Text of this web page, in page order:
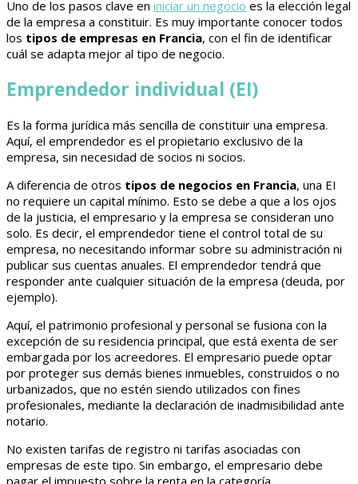
Uno de los pasos clave en iniciar un negocio es la elección legal
de la empresa a constituir. Es muy importante conocer todos
los tipos de empresas en Francia, con el fin de identificar
cuál se adapta mejor al tipo de negocio.
Emprendedor individual (EI)
Es la forma jurídica más sencilla de constituir una empresa.
Aquí, el emprendedor es el propietario exclusivo de la
empresa, sin necesidad de socios ni socios.
A diferencia de otros tipos de negocios en Francia, una EI
no requiere un capital mínimo. Esto se debe a que a los ojos
de la justicia, el empresario y la empresa se consideran uno
solo. Es decir, el emprendedor tiene el control total de su
empresa, no necesitando informar sobre su administración ni
publicar sus cuentas anuales. El emprendedor tendrá que
responder ante cualquier situación de la empresa (deuda, por
ejemplo).
Aquí, el patrimonio profesional y personal se fusiona con la
excepción de su residencia principal, que está exenta de ser
embargada por los acreedores. El empresario puede optar
por proteger sus demás bienes inmuebles, construidos o no
urbanizados, que no estén siendo utilizados con fines
profesionales, mediante la declaración de inadmisibilidad ante
notario.
No existen tarifas de registro ni tarifas asociadas con
empresas de este tipo. Sin embargo, el empresario debe
pagar el impuesto sobre la renta en la categoría